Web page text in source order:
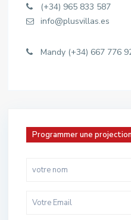
(+34) 965 833 587
info@plusvillas.es
Mandy (+34) 667 776
Programmer une